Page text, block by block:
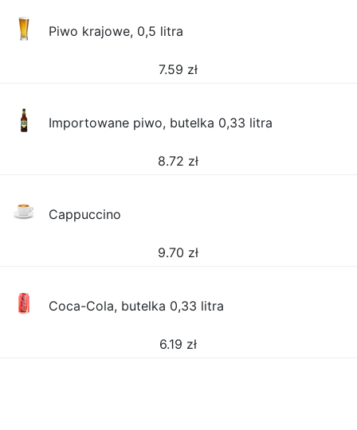
Piwo krajowe, 0,5 litra
7.59 zł
Importowane piwo, butelka 0,33 litra
8.72 zł
Cappuccino
9.70 zł
Coca-Cola, butelka 0,33 litra
6.19 zł